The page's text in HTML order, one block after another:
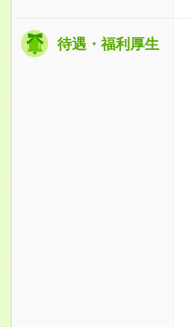
待遇・福利厚生